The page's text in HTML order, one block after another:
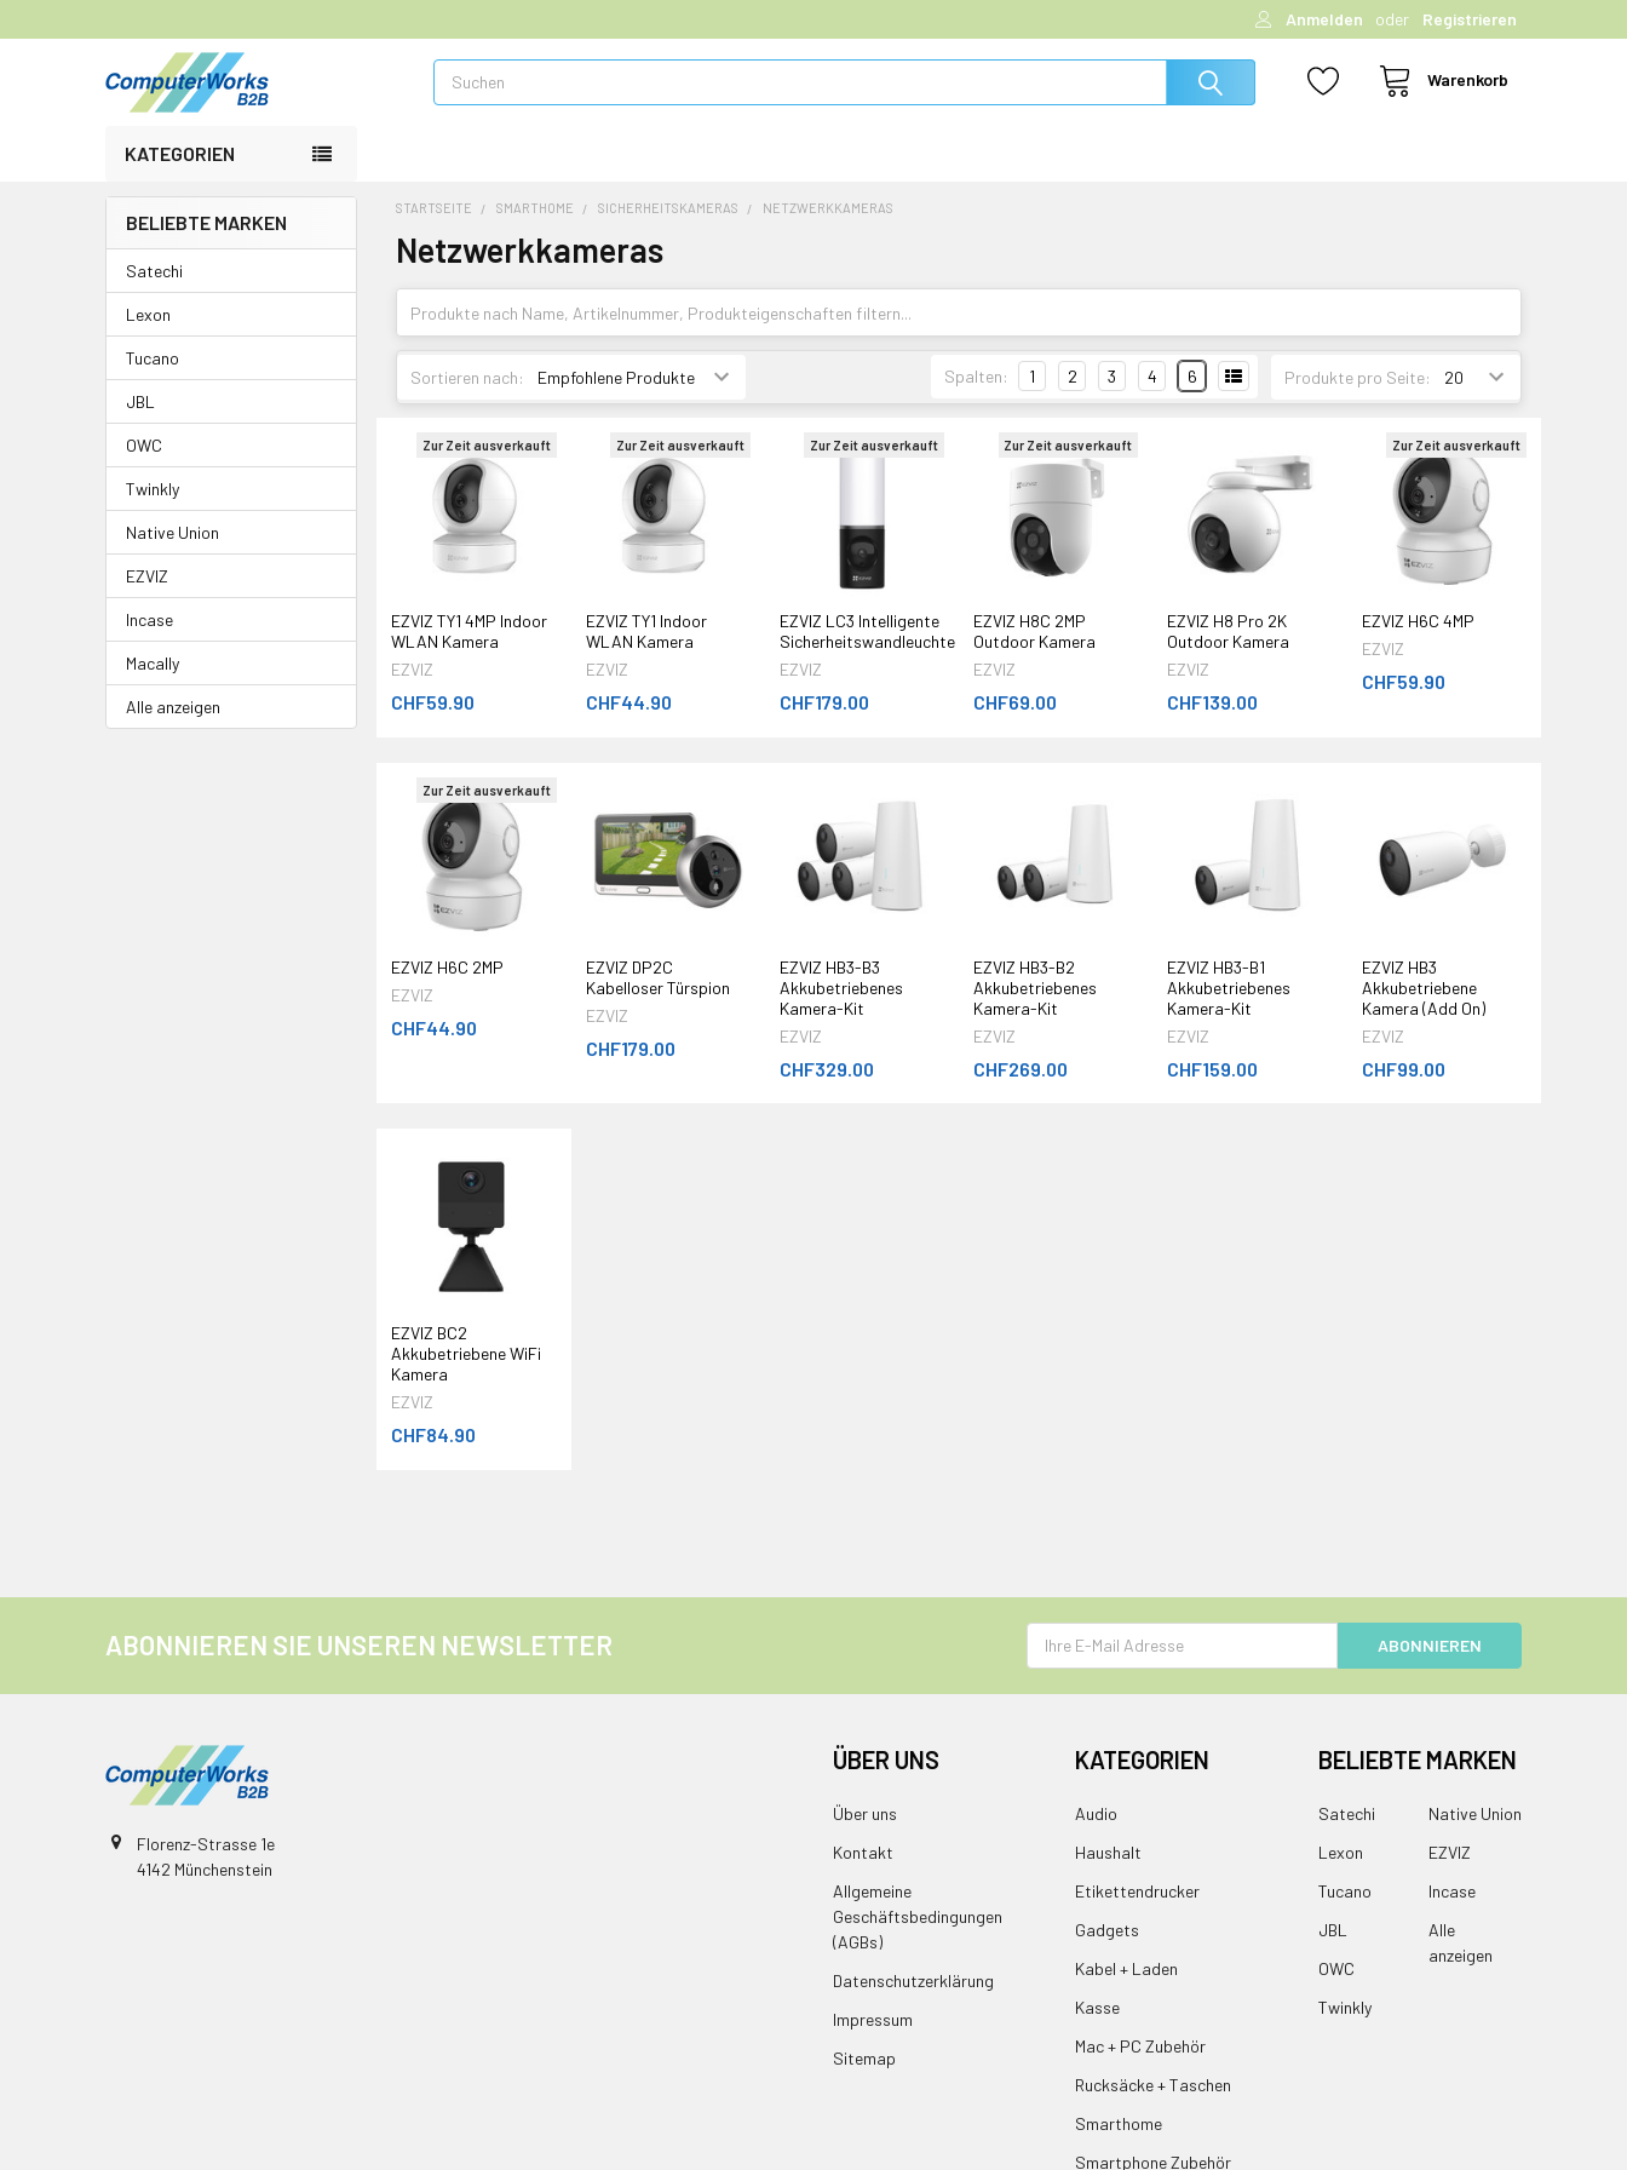
Anmelden oder Registrieren
Warenkorb
Suchen
KATEGORIEN
BELIEBTE MARKEN
Satechi
Lexon
Tucano
JBL
OWC
Twinkly
Native Union
EZVIZ
Incase
Macally
Alle anzeigen
STARTSEITE SMARTHOME SICHERHEITSKAMERAS NETZWERKKAMERAS
Netzwerkkameras
Sortieren nach: Produkte pro Seite:
Spalten: 1 2 3 4 6
Zur Zeit ausverkauft
EZVIZ TY1 4MP Indoor
WLAN Kamera
EZVIZ
CHF59.90
Zur Zeit ausverkauft
EZVIZ TY1 Indoor
WLAN Kamera
EZVIZ
CHF44.90
Zur Zeit ausverkauft
EZVIZ LC3 Intelligente
Sicherheitswandleuchte
EZVIZ
CHF179.00
Zur Zeit ausverkauft
EZVIZ H8C 2MP
Outdoor Kamera
EZVIZ
CHF69.00
EZVIZ H8 Pro 2K
Outdoor Kamera
EZVIZ
CHF139.00
Zur Zeit ausverkauft
EZVIZ H6C 4MP
EZVIZ
CHF59.90
Zur Zeit ausverkauft
EZVIZ H6C 2MP
EZVIZ
CHF44.90
EZVIZ DP2C
Kabelloser Türspion
EZVIZ
CHF179.00
EZVIZ HB3-B3
Akkubetriebenes
Kamera-Kit
EZVIZ
CHF329.00
EZVIZ HB3-B2
Akkubetriebenes
Kamera-Kit
EZVIZ
CHF269.00
EZVIZ HB3-B1
Akkubetriebenes
Kamera-Kit
EZVIZ
CHF159.00
EZVIZ HB3
Akkubetriebene
Kamera (Add On)
EZVIZ
CHF99.00
EZVIZ BC2
Akkubetriebene WiFi
Kamera
EZVIZ
CHF84.90
ABONNIEREN SIE UNSEREN NEWSLETTER
Florenz-Strasse 1e
4142 Münchenstein
ÜBER UNS
Über uns
Kontakt
Allgemeine
Geschäftsbedingungen
(AGBs)
Datenschutzerklärung
Impressum
Sitemap
KATEGORIEN
Audio
Haushalt
Etikettendrucker
Gadgets
Kabel + Laden
Kasse
Mac + PC Zubehör
Rucksäcke + Taschen
Smarthome
Smartphone Zubehör
BELIEBTE MARKEN
Satechi
Lexon
Tucano
JBL
OWC
Twinkly
Native Union
EZVIZ
Incase
Alle
anzeigen